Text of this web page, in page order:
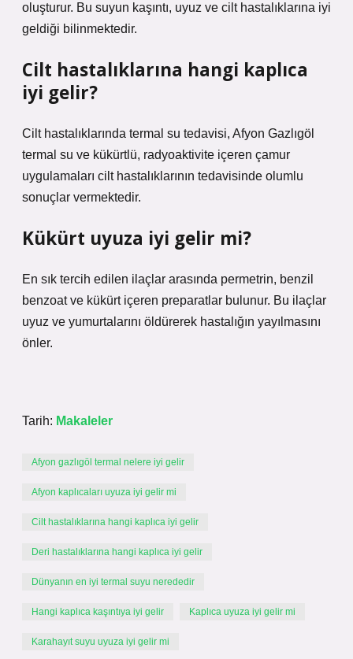
oluşturur. Bu suyun kaşıntı, uyuz ve cilt hastalıklarına iyi
geldiği bilinmektedir.
Cilt hastalıklarına hangi kaplıca
iyi gelir?
Cilt hastalıklarında termal su tedavisi, Afyon Gazlıgöl
termal su ve kükürtlü, radyoaktivite içeren çamur
uygulamaları cilt hastalıklarının tedavisinde olumlu
sonuçlar vermektedir.
Kükürt uyuza iyi gelir mi?
En sık tercih edilen ilaçlar arasında permetrin, benzil
benzoat ve kükürt içeren preparatlar bulunur. Bu ilaçlar
uyuz ve yumurtalarını öldürerek hastalığın yayılmasını
önler.
Tarih: Makaleler
Afyon gazlıgöl termal nelere iyi gelir
Afyon kaplıcaları uyuza iyi gelir mi
Cilt hastalıklarına hangi kaplıca iyi gelir
Deri hastalıklarına hangi kaplıca iyi gelir
Dünyanın en iyi termal suyu nerededir
Hangi kaplıca kaşıntıya iyi gelir Kaplıca uyuza iyi gelir mi
Karahayıt suyu uyuza iyi gelir mi